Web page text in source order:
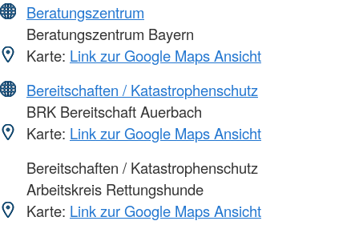
Beratungszentrum
Beratungszentrum Bayern
Karte: Link zur Google Maps Ansicht
Bereitschaften / Katastrophenschutz
BRK Bereitschaft Auerbach
Karte: Link zur Google Maps Ansicht
Bereitschaften / Katastrophenschutz
Arbeitskreis Rettungshunde
Karte: Link zur Google Maps Ansicht